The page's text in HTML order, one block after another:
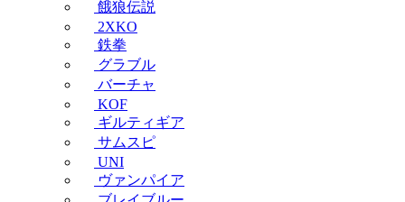
餓狼伝説
2XKO
鉄拳
グラブル
バーチャ
KOF
ギルティギア
サムスピ
UNI
ヴァンパイア